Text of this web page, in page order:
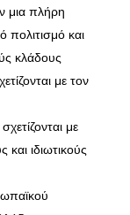
μια πλήρη
πολιτισμό και
κλάδους
με τον
με
ιδιωτικούς